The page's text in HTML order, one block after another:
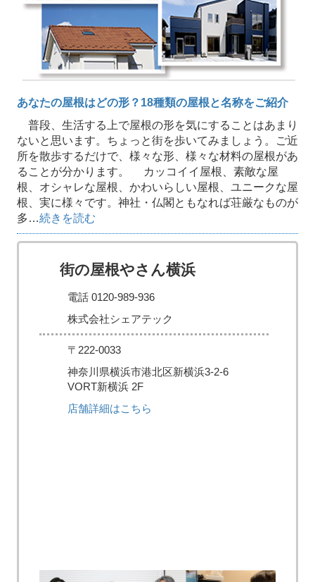
あなたの屋根はどの形？18種類の屋根と名称をご紹介
普段、生活する上で屋根の形を気にすることはあまり
ないと思います。ちょっと街を歩いてみましょう。ご近
所を散歩するだけで、様々な形、様々な材料の屋根があ
ることが分かります。 カッコイイ屋根、素敵な屋
根、オシャレな屋根、かわいらしい屋根、ユニークな屋
根、実に様々です。神社・仏閣ともなれば荘厳なものが
多…続きを読む
街の屋根やさん横浜
電話 0120-989-936
株式会社シェアテック
〒222-0033
神奈川県横浜市港北区新横浜3-2-6
VORT新横浜 2F
店舗詳細はこちら